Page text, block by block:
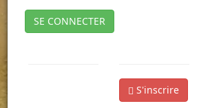
SE CONNECTER
S'inscrire